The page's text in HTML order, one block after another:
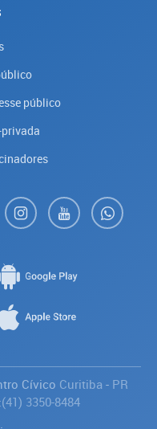
público
Cívico Curitiba- PR
(41) 3350-8484